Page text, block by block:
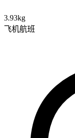
3.93kg
飞机航班